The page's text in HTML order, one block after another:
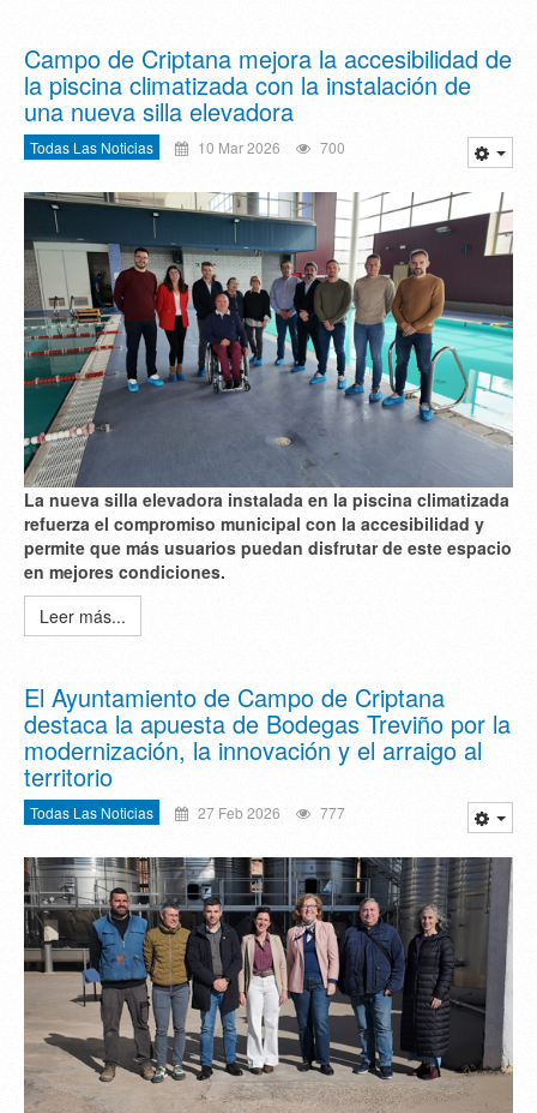
Campo de Criptana mejora la accesibilidad de
la piscina climatizada con la instalación de
una nueva silla elevadora
Todas Las Noticias 10 Mar 2026 700
La nueva silla elevadora instalada en la piscina climatizada
refuerza el compromiso municipal con la accesibilidad y
permite que más usuarios puedan disfrutar de este espacio
en mejores condiciones.
Leer más...
El Ayuntamiento de Campo de Criptana
destaca la apuesta de Bodegas Treviño por la
modernización, la innovación y el arraigo al
territorio
Todas Las Noticias 27 Feb 2026 777